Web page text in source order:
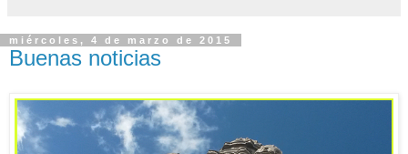
miércoles, 4 de marzo de 2015
Buenas noticias